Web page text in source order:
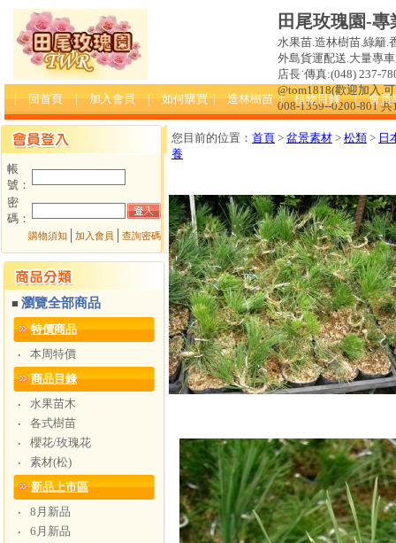
田尾玫瑰園-
水果苗.造林樹苗.綠籬.
外島貨運配送.大量專
店長˙傳真:(048) 237-
@tom1818(歡迎加入.
008-1359--0200-801 共
| 回首頁 | 加入會員 | 如何購買 | 造林樹苗 | 植物目錄 | 會員
帳
號：
密
碼：
購物須知 加入會員 查詢密碼
■瀏覽全部商品
特價商品
‧
本周特價
商品目錄
‧
水果苗木
‧
各式樹苗
‧
櫻花/玫瑰花
‧
素材(松)
新品上市區
‧
8月新品
‧
6月新品
您目前的位置： 首頁 > 盆景素材 > 松類 > 日
養